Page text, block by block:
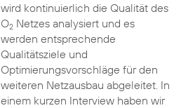
wird kontinuierlich die Qualität des
O2Netzes analysiert und es
werden entsprechende
Qualitätsziele und
Optimierungsvorschläge für den
weiteren Netzausbau abgeleitet. In
einem kurzen Interview haben wir